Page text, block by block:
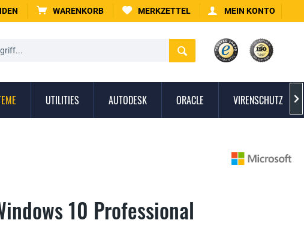
WARENKORB MERKZETTEL MEIN KONTO
UTILITIES AUTODESK ORACLE VIRENSCHUTZ 
10 Professional